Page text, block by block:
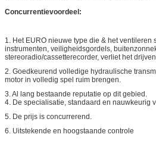
Concurrentievoordeel:
1. Het EURO nieuwe type die & het ventileren
instrumenten, veiligheidsgordels,
stereoradio/cassetterecorder, verliet het
2. Goedkeurend volledige hydraulische
motor in volledig spel ruim brengen.
3. Al lang bestaande reputatie op dit gebied.
4. De specialisatie, standaard en nauwkeurig
5. De prijs is concurrerend.
6. Uitstekende en hoogstaande controle